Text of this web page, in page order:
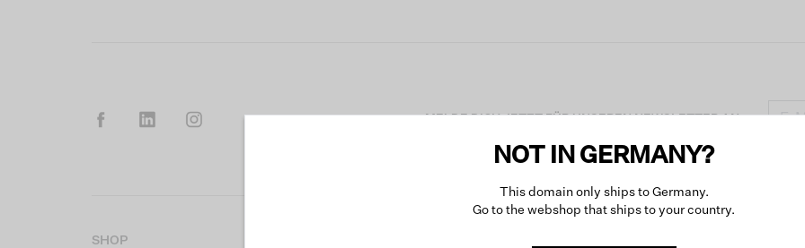
MELDE DICH JETZT FÜR UNSEREN NEWSLETTER AN
SHOP
NOT IN GERMANY?
This domain only ships to Germany.
Go to the webshop that ships to your country.